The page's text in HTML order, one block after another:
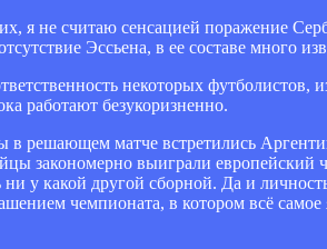
я не считаю сенсацией поражение
Эссьена, в ее составе много
некоторых футболистов,
работают безукоризненно.
в решающем матче встретились
закономерно выиграли
ни у какой другой сборной. Да и
чемпионата, в котором всё самое